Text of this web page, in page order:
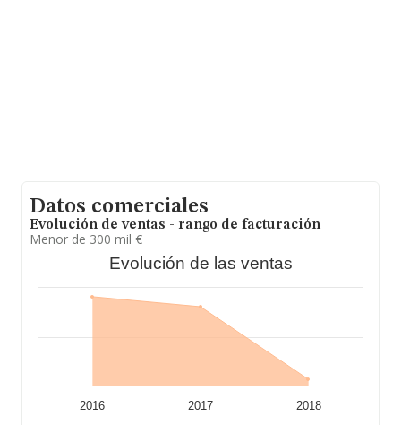
Datos comerciales
Evolución de ventas - rango de facturación
Menor de 300 mil €
Evolución de las ventas
2016 2017 2018